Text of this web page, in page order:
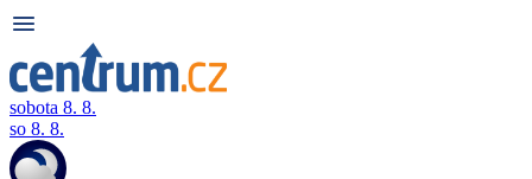
sobota 8. 8.
so 8. 8.